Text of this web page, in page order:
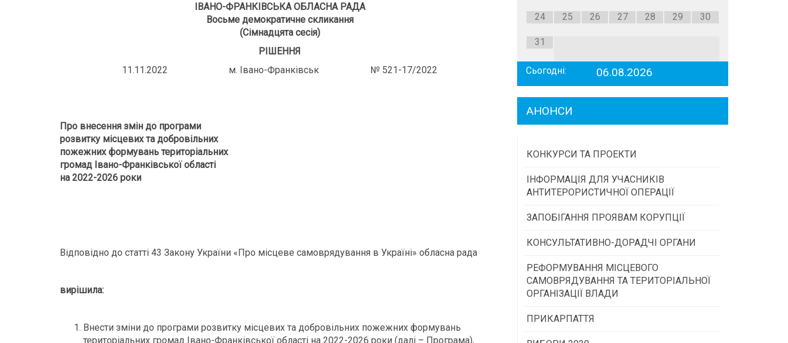
ІВАНО-ФРАНКІВСЬКА ОБЛАСНА РАДА
Восьме демократичне скликання
(Сімнадцята сесія)
РІШЕННЯ
11.11.2022 м. Івано-Франківськ № 521-17/2022
Про внесення змін до програми
розвитку місцевих та добровільних
пожежних формувань територіальних
громад Івано-Франківської області
на 2022-2026 роки
Відповідно до статті 43 Закону України «Про місцеве самоврядування в Україні» обласна рада
вирішила:
Внести зміни до програми розвитку місцевих та добровільних пожежних формувань
територіальних громад Івано-Франківської області на 2022-2026 роки (далі – Програма),
24 25 26 27 28 29 30
31
Сьогодні: 06.08.2026
АНОНСИ
КОНКУРСИ ТА ПРОЕКТИ
Конкурс проектів та програм місцевого
самоврядування
суспільства
Програми/конкурси МТД
ІНФОРМАЦІЯ ДЛЯ УЧАСНИКІВ
АНТИТЕРОРИСТИЧНОЇ ОПЕРАЦІЇ
ЗАПОБІГАННЯ ПРОЯВАМ КОРУПЦІЇ
КОНСУЛЬТАТИВНО-ДОРАДЧІ ОРГАНИ
Консультативна рада
РЕФОРМУВАННЯ МІСЦЕВОГО
САМОВРЯДУВАННЯ ТА ТЕРИТОРІАЛЬНОЇ
ОРГАНІЗАЦІЇ ВЛАДИ
ПРИКАРПАТТЯ